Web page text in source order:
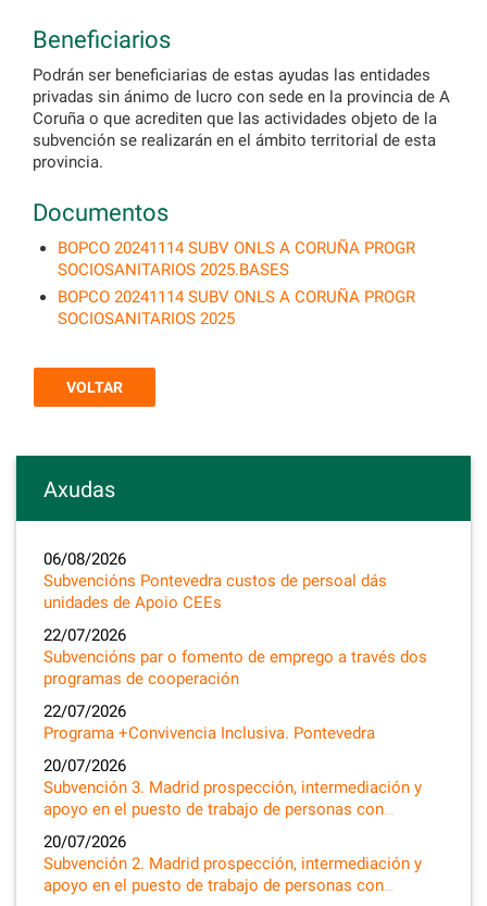
Beneficiarios
Podrán ser beneficiarias de estas ayudas las entidades
privadas sin ánimo de lucro con sede en la provincia de A
Coruña o que acrediten que las actividades objeto de la
subvención se realizarán en el ámbito territorial de esta
provincia.
Documentos
BOPCO 20241114 SUBV ONLS A CORUÑA PROGR
SOCIOSANITARIOS 2025.BASES
BOPCO 20241114 SUBV ONLS A CORUÑA PROGR
SOCIOSANITARIOS 2025
VOLTAR
Axudas
06/08/2026
Subvencións Pontevedra custos de persoal dás
unidades de Apoio CEEs
22/07/2026
Subvencións par o fomento de emprego a través dos
programas de cooperación
22/07/2026
Programa +Convivencia Inclusiva. Pontevedra
20/07/2026
Subvención 3. Madrid prospección, intermediación y
apoyo en el puesto de trabajo de personas con…
20/07/2026
Subvención 2. Madrid prospección, intermediación y
apoyo en el puesto de trabajo de personas con…